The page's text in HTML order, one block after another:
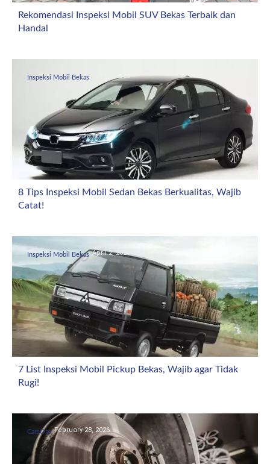
Rekomendasi Inspeksi Mobil SUV Bekas Terbaik dan
Handal
Inspeksi Mobil Bekas April 4, 2026
8 Tips Inspeksi Mobil Sedan Bekas Berkualitas, Wajib
Catat!
Inspeksi Mobil Bekas April 2, 2026
7 List Inspeksi Mobil Pickup Bekas, Wajib agar Tidak
Rugi!
CarsOto February 28, 2026